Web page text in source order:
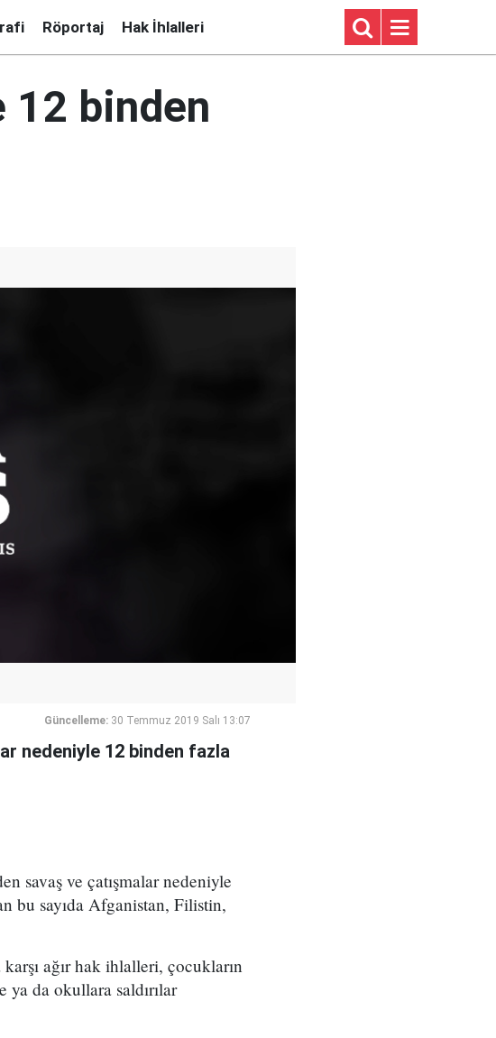
Röportaj Hak İhlalleri
12 binden
Güncelleme: 30 Temmuz 2019 Salı 13:07
nedeniyle 12 binden fazla
savaş ve çatışmalar nedeniyle
bu sayıda Afganistan, Filistin,
ağır hak ihlalleri, çocukların
ya da okullara saldırılar